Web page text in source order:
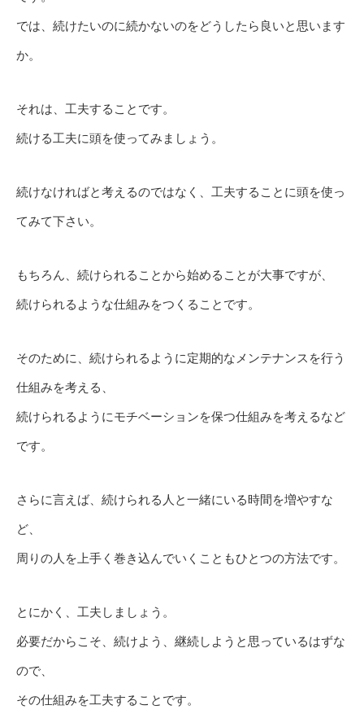
では、続けたいのに続かないのをどうしたら良いと思います
か。
それは、工夫することです。
続ける工夫に頭を使ってみましょう。
続けなければと考えるのではなく、工夫することに頭を使っ
てみて下さい。
もちろん、続けられることから始めることが大事ですが、
続けられるような仕組みをつくることです。
そのために、続けられるように定期的なメンテナンスを行う
仕組みを考える、
続けられるようにモチベーションを保つ仕組みを考えるなど
です。
さらに言えば、続けられる人と一緒にいる時間を増やすな
ど、
周りの人を上手く巻き込んでいくこともひとつの方法です。
とにかく、工夫しましょう。
必要だからこそ、続けよう、継続しようと思っているはずな
ので、
その仕組みを工夫することです。